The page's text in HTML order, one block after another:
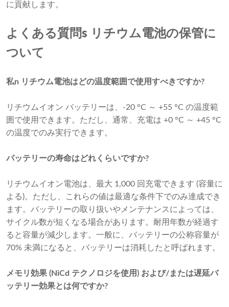
に貢献します。
よくある質問s リチウム電池の保管に
ついて
私n リチウム電池はどの温度範囲で使用すべきですか?
リチウムイオン バッテリーは、-20 °C ～ +55 °C の温度範
囲で使用できます。ただし、通常、充電は +0 °C ～ +45 °C
の温度でのみ実行できます。
バッテリーの寿命はどれくらいですか?
リチウムイオン電池は、最大 1,000 回充電できます (容量に
よる)。ただし、これらの値は最適な条件下でのみ達成でき
ます。バッテリーの取り扱いやメンテナンスによっては、
サイクル数が短くなる場合があります。耐用年数が経過す
ると容量が減少します。一般に、バッテリーの公称容量が
70% 未満になると、バッテリーは消耗したと呼ばれます。
メモリ効果 (NiCd テクノロジを使用) および/または遅延バ
ッテリー効果とは何ですか?